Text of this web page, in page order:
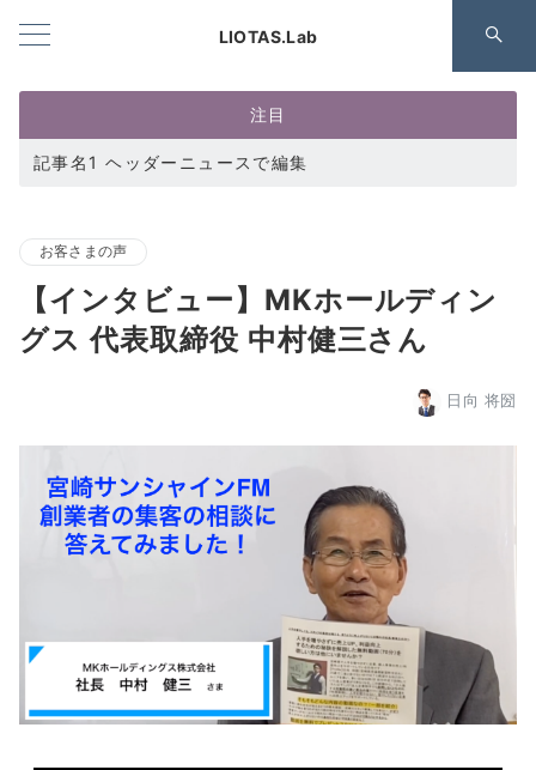
LIOTAS.Lab
注目
記事名1 ヘッダーニュースで編集
お客さまの声
【インタビュー】MKホールディン
グス 代表取締役 中村健三さん
日向 将圀